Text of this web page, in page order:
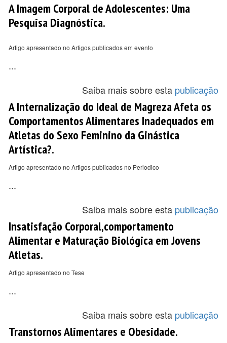
A Imagem Corporal de Adolescentes: Uma
Pesquisa Diagnóstica.
Artigo apresentado no Artigos publicados em evento
...
Saiba mais sobre esta publicação
A Internalização do Ideal de Magreza Afeta os
Comportamentos Alimentares Inadequados em
Atletas do Sexo Feminino da Ginástica
Artística?.
Artigo apresentado no Artigos publicados no Periodico
...
Saiba mais sobre esta publicação
Insatisfação Corporal,comportamento
Alimentar e Maturação Biológica em Jovens
Atletas.
Artigo apresentado no Tese
...
Saiba mais sobre esta publicação
Transtornos Alimentares e Obesidade.